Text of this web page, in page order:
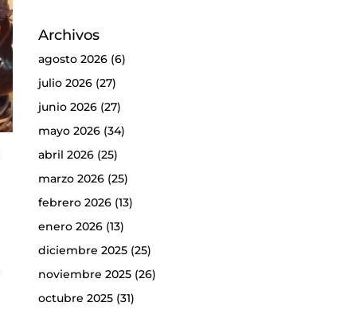
Archivos
agosto 2026(6)
julio 2026(27)
junio 2026(27)
mayo 2026(34)
abril 2026(25)
marzo 2026(25)
febrero 2026(13)
enero 2026(13)
diciembre 2025(25)
noviembre 2025(26)
octubre 2025(31)